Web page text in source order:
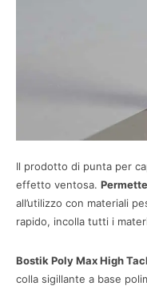
Il prodotto di punta per
effetto ventosa.
all’utilizzo con materiali
rapido, incolla tutti i
Bostik Poly Max High
colla sigillante a base